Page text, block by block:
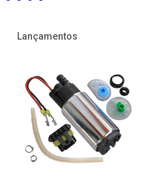
Lançamentos